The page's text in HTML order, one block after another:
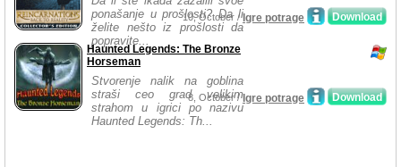
ponašanje u prošlosti? Da li
želite nešto iz prošlosti da
popravite...
Download
10, October / Igre potrage
Haunted Legends: The Bronze
Horseman
Stvorenje nalik na goblina
straši ceo grad velikim
strahom u igrici po nazivu
Haunted Legends: Th...
Download
8, October / Igre potrage